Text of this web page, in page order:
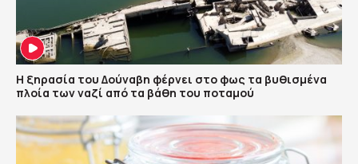
Η ξηρασία του Δούναβη φέρνει στο φως τα βυθισμένα
πλοία των ναζί από τα βάθη του ποταμού